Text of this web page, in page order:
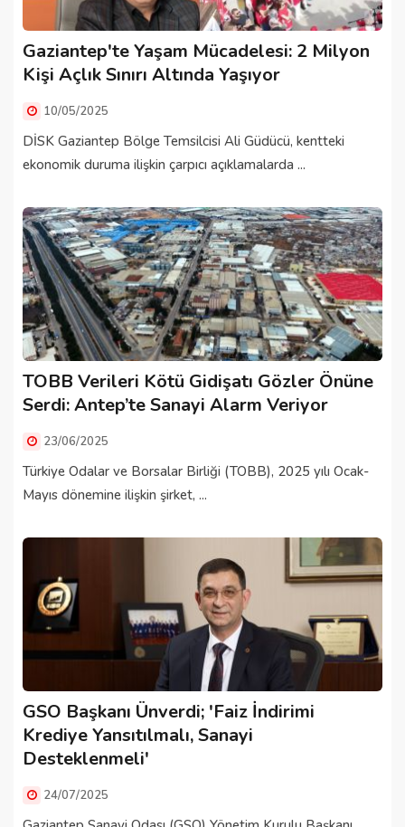
Gaziantep'te Yaşam Mücadelesi: 2 Milyon
Kişi Açlık Sınırı Altında Yaşıyor
10/05/2025
DİSK Gaziantep Bölge Temsilcisi Ali Güdücü, kentteki
ekonomik duruma ilişkin çarpıcı açıklamalarda ...
TOBB Verileri Kötü Gidişatı Gözler Önüne
Serdi: Antep’te Sanayi Alarm Veriyor
23/06/2025
Türkiye Odalar ve Borsalar Birliği (TOBB), 2025 yılı Ocak-
Mayıs dönemine ilişkin şirket, ...
GSO Başkanı Ünverdi; 'Faiz İndirimi
Krediye Yansıtılmalı, Sanayi
Desteklenmeli'
24/07/2025